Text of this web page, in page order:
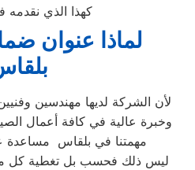
كهذا الذي نقدمه
لماذا عنوان
لأن الشركة لديها مهندسين
وخبرة عالية في كافة أعمال
مهمتنا في بلقاس‏ مساعدة
ليس ذلك فحسب بل تغطية كل